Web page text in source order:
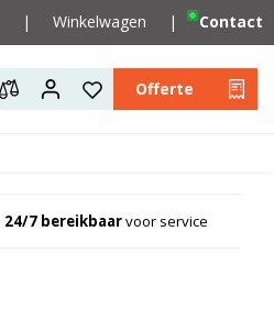
| Winkelwagen | Contact
Offerte
24/7 bereikbaarvoor service